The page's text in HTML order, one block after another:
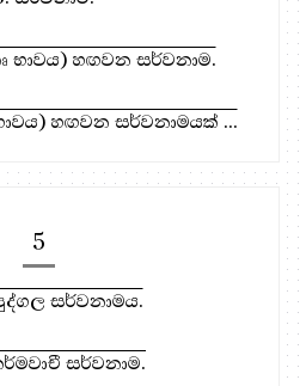
භාවය) හඟවන සර්වනාම.
හඟවන සර්වනාමයක් ...
5
සර්වනාමය.
සර්වනාම.